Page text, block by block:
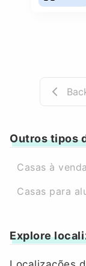
Outros tipos
Casas à
Casas para
Explore